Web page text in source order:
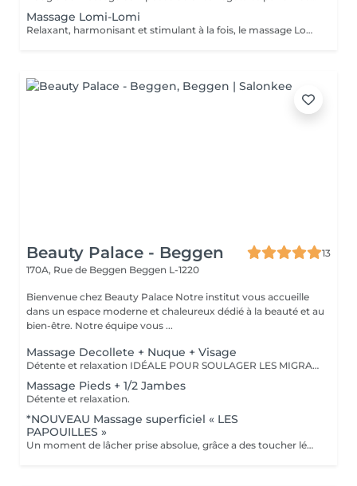
Massage Lomi-Lomi
Relaxant, harmonisant et stimulant à la fois, le massage Lomi-Lomi (hawaïen) travaille aussi les muscles de manière à apaiser les tensions les plus profondes et couvre également les articulations. Votre corps en ressort ainsi hydraté, délassé, assoupli, étiré, pétri, malaxé, enveloppé, apaisé, soigné. Il se base sur des qualités offertes par les quatre éléments de la nature : l'air, la terre, l'eau et le feu. La terre induit des mouvements libérateurs en profondeur, renforce la sensation d'être à l'abri dans son corps et solide. L'eau fluidifie, dissout, c'est un élément très nourrissant qui ouvre la voie aux perceptions subtiles et aux émotions. L'air donne de l'espace, apaise, libère et nous permet de nous sentir relié au monde et à l'univers. Le feu apporte sa chaleur, stimule et dynamise tout en éveillant la joie et l'envie d'entreprendre.
Beauty Palace - Beggen
13
170A, Rue de Beggen Beggen L-1220
Bienvenue chez Beauty Palace Notre institut vous accueille
dans un espace moderne et chaleureux dédié à la beauté et au
bien-être. Notre équipe vous ...
Massage Decollete + Nuque + Visage
Détente et relaxation IDÉALE POUR SOULAGER LES MIGRAINES
Massage Pieds + 1/2 Jambes
Détente et relaxation.
*NOUVEAU Massage superficiel « LES
PAPOUILLES »
Un moment de lâcher prise absolue, grâce a des toucher léger axé sur la caresse et le frisson agréable. A l'aide de plumes, de mains expertes et d'ustensiles soigneusement choisis, ce massage superficiel invite à un voyage sensoriel. Subtil pour apaiser le mental, relâcher les tensions émotionnelles se reconnecter à son corps en toute douceur. Idéal pour les personnes frillantes de papouilles.